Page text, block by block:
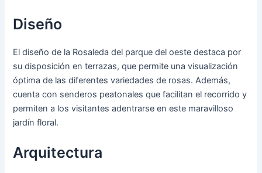
Diseño
El diseño de la Rosaleda del parque del oeste destaca por
su disposición en terrazas, que permite una visualización
óptima de las diferentes variedades de rosas. Además,
cuenta con senderos peatonales que facilitan el recorrido y
permiten a los visitantes adentrarse en este maravilloso
jardín floral.
Arquitectura